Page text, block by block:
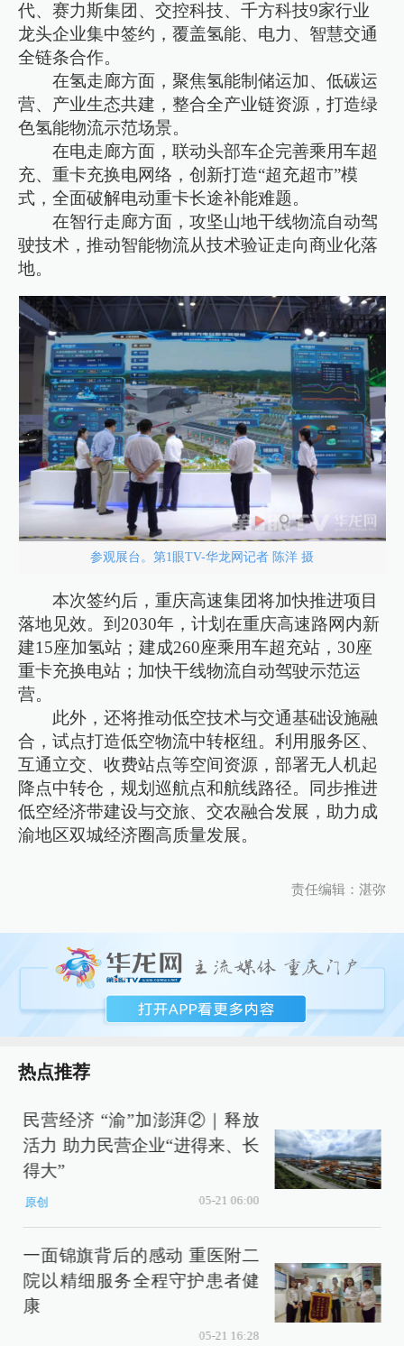
代、赛力斯集团、交控科技、千方科技9家行业
龙头企业集中签约，覆盖氢能、电力、智慧交通
全链条合作。
在氢走廊方面，聚焦氢能制储运加、低碳运
营、产业生态共建，整合全产业链资源，打造绿
色氢能物流示范场景。
在电走廊方面，联动头部车企完善乘用车超
充、重卡充换电网络，创新打造“超充超市”模
式，全面破解电动重卡长途补能难题。
在智行走廊方面，攻坚山地干线物流自动驾
驶技术，推动智能物流从技术验证走向商业化落
地。
参观展台。第1眼TV-华龙网记者 陈洋 摄
本次签约后，重庆高速集团将加快推进项目
落地见效。到2030年，计划在重庆高速路网内新
建15座加氢站；建成260座乘用车超充站，30座
重卡充换电站；加快干线物流自动驾驶示范运
营。
此外，还将推动低空技术与交通基础设施融
合，试点打造低空物流中转枢纽。利用服务区、
互通立交、收费站点等空间资源，部署无人机起
降点中转仓，规划巡航点和航线路径。同步推进
低空经济带建设与交旅、交农融合发展，助力成
渝地区双城经济圈高质量发展。
责任编辑：湛弥
热点推荐
民营经济 “渝”加澎湃②｜释放
活力 助力民营企业“进得来、长
得大”
原创 05-21 06:00
一面锦旗背后的感动 重医附二
院以精细服务全程守护患者健
康
05-21 16:28